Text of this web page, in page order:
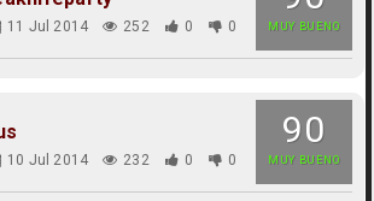
MUY BUENO
11 Jul 2014 252 0 0
90
MUY BUENO
10 Jul 2014 232 0 0